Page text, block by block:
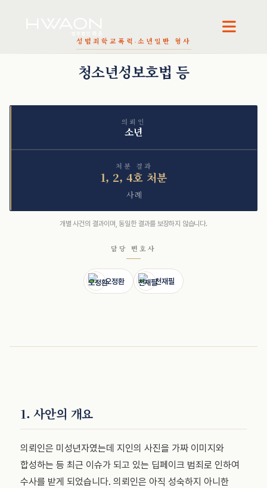
성범죄 학교폭력·소년 일반 형사
청소년성보호법 등
의뢰인
소년
처분 결과
1, 2, 4호 처분
사례
개별 사건의 결과이며, 동일한 결과를 보장하지 않습니다.
담당 변호사
오정환 천재필
1. 사안의 개요
의뢰인은 미성년자였는데 지인의 사진을 가짜 이미지와
합성하는 등 최근 이슈가 되고 있는 딥페이크 범죄로 인하여
수사를 받게 되었습니다. 의뢰인은 아직 성숙하지 아니한